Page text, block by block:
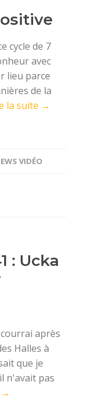
cycle de 7
avec
lieu parce
de la
la suite →
VIDÉO
: Ucka
après
Halles à
que je
n'avait pas
→